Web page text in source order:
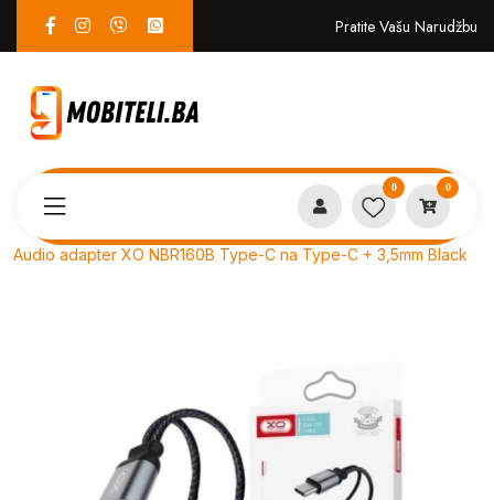
Pratite Vašu Narudžbu
0 0
Audio adapter XO NBR160B Type-C na Type-C + 3,5mm Black